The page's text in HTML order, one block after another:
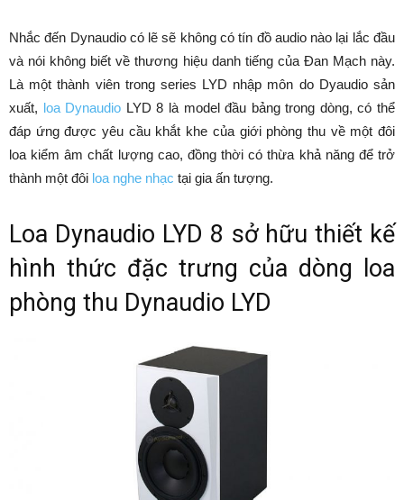
Nhắc đến Dynaudio có lẽ sẽ không có tín đồ audio nào lại lắc đầu
và nói không biết về thương hiệu danh tiếng của Đan Mạch này.
Là một thành viên trong series LYD nhập môn do Dyaudio sản
xuất, loa Dynaudio LYD 8 là model đầu bảng trong dòng, có thể
đáp ứng được yêu cầu khắt khe của giới phòng thu về một đôi
loa kiểm âm chất lượng cao, đồng thời có thừa khả năng để trở
thành một đôi loa nghe nhạc tại gia ấn tượng.
Loa Dynaudio LYD 8 sở hữu thiết kế
hình thức đặc trưng của dòng loa
phòng thu Dynaudio LYD